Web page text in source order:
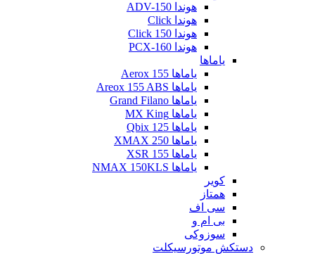
هوندا ADV-150
هوندا Click
هوندا Click 150
هوندا PCX-160
یاماها
یاماها Aerox 155
یاماها Areox 155 ABS
یاماها Grand Filano
یاماها MX King
یاماها Qbix 125
یاماها XMAX 250
یاماها XSR 155
یاماها NMAX 150KLS
کویر
همتاز
سی اف
بی ام و
سوزوکی
دستکش موتورسیکلت